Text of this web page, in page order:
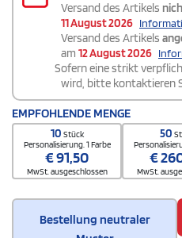
Versand des Artikels
11 August 2026
Versand des Artikels
am 12 August 2026
Sofern eine strikt
wird, bitte kontaktieren
EMPFOHLENDE MENGE
10 Stück
Personalisierung. 1 Farbe
€91,50
MwSt. ausgeschlossen
50
€
MwSt.
Bestellung neutraler